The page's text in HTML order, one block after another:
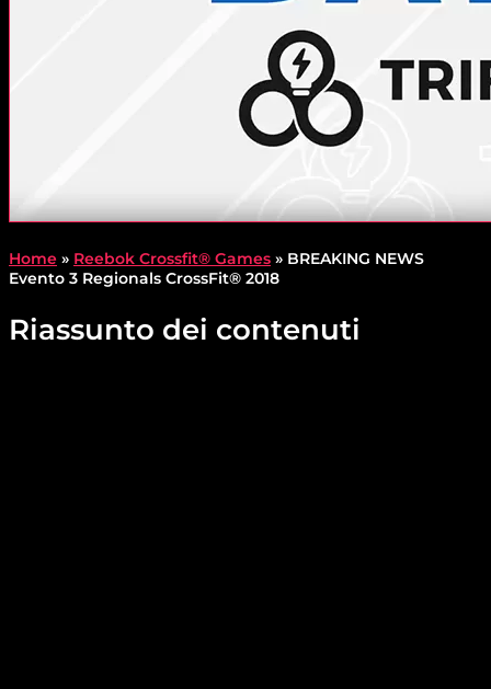
Home » Reebok Crossfit® Games » BREAKING NEWS
Evento 3 Regionals CrossFit® 2018
Riassunto dei contenuti